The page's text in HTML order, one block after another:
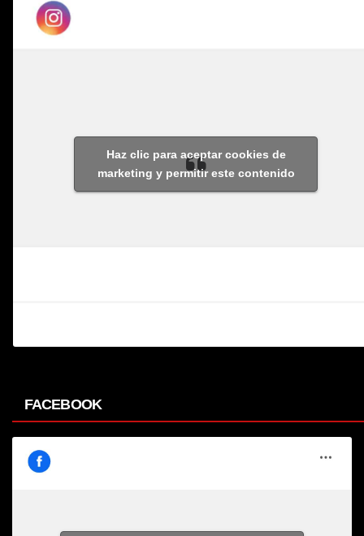
Haz clic para aceptar cookies de
marketing y permitir este contenido
FACEBOOK